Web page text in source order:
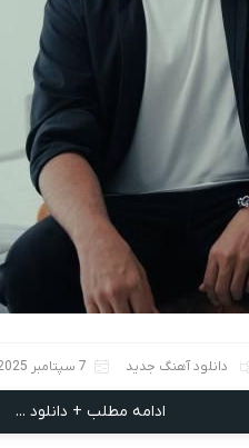
دانلود آهنگ جدید 7 سپتامبر 2025
ادامه مطلب + دانلود ...